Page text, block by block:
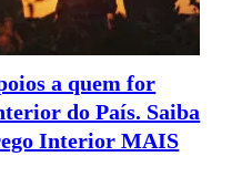
a quem for
do País. Saiba
Interior MAIS